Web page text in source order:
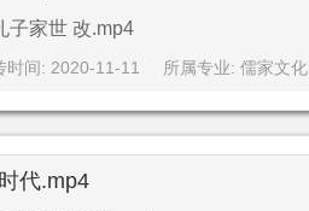
子家世 改.mp4
时间: 2020-11-11 所属专业: 儒家文化
代.mp4